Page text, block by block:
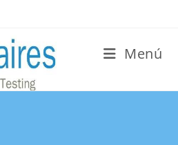
Menú